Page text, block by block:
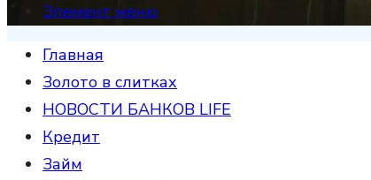
Элемент меню
Главная
Золото в слитках
НОВОСТИ БАНКОВ LIFE
Кредит
Займ